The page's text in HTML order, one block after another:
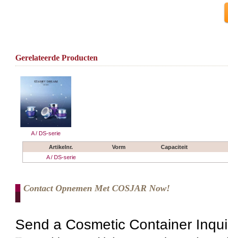
Gerelateerde Producten
A / DS-serie
Artikelnr. Vorm
Capaciteit
A / DS-serie
Contact Opnemen Met COSJAR Now!